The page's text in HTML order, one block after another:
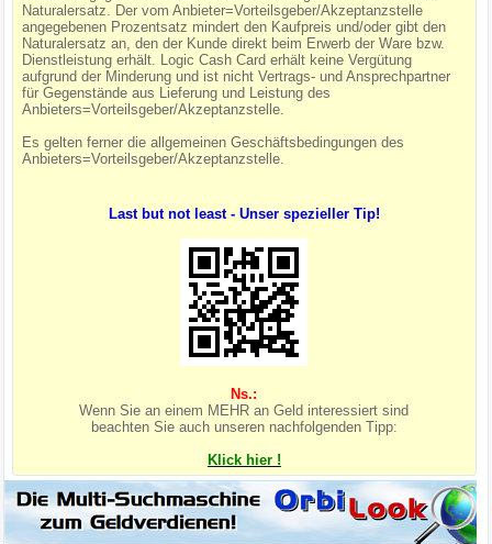
Naturalersatz. Der vom Anbieter=Vorteilsgeber/Akzeptanzstelle
angegebenen Prozentsatz mindert den Kaufpreis und/oder gibt den
Naturalersatz an, den der Kunde direkt beim Erwerb der Ware bzw.
Dienstleistung erhält. Logic Cash Card erhält keine Vergütung
aufgrund der Minderung und ist nicht Vertrags- und Ansprechpartner
für Gegenstände aus Lieferung und Leistung des
Anbieters=Vorteilsgeber/Akzeptanzstelle.
Es gelten ferner die allgemeinen Geschäftsbedingungen des
Anbieters=Vorteilsgeber/Akzeptanzstelle.
Last but not least - Unser spezieller Tip!
Ns.:
Wenn Sie an einem MEHR an Geld interessiert sind
beachten Sie auch unseren nachfolgenden Tipp:
Klick hier !